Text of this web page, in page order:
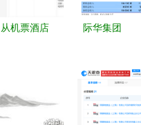
从机票酒店
拓展的战略
际华集团
股东大会
聚焦工艺美
术品及礼仪